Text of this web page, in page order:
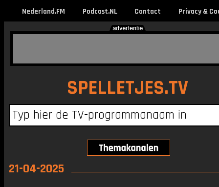
Nederland.FM Podcast.NL Contact Privacy &
SPELLETJES.TV
21-04-2025